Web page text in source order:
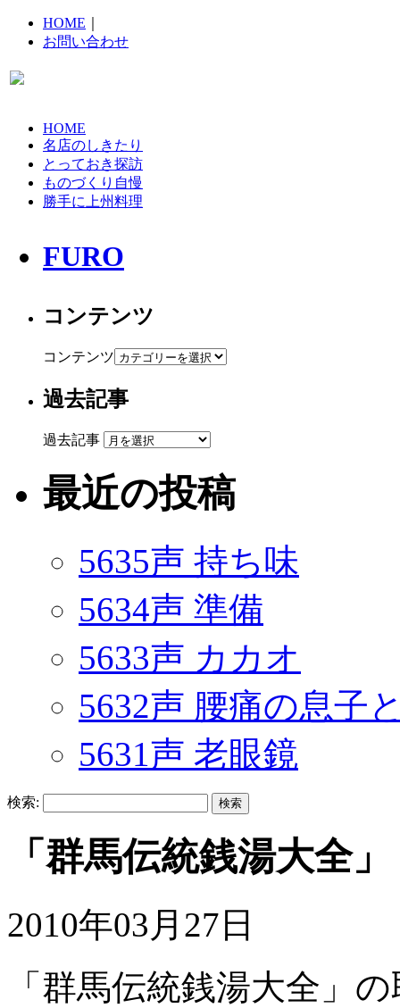
HOME
お問い合わせ
HOME
名店のしきたり
とっておき探訪
ものづくり自慢
勝手に上州料理
FURO
コンテンツ
コンテンツ
過去記事
過去記事
最近の投稿
5635声 持ち味
5634声 準備
5633声 カカオ
5632声 腰痛の息子
5631声 老眼鏡
検索:
「群馬伝統銭湯大全
2010年03月27日
「群馬伝統銭湯大全」